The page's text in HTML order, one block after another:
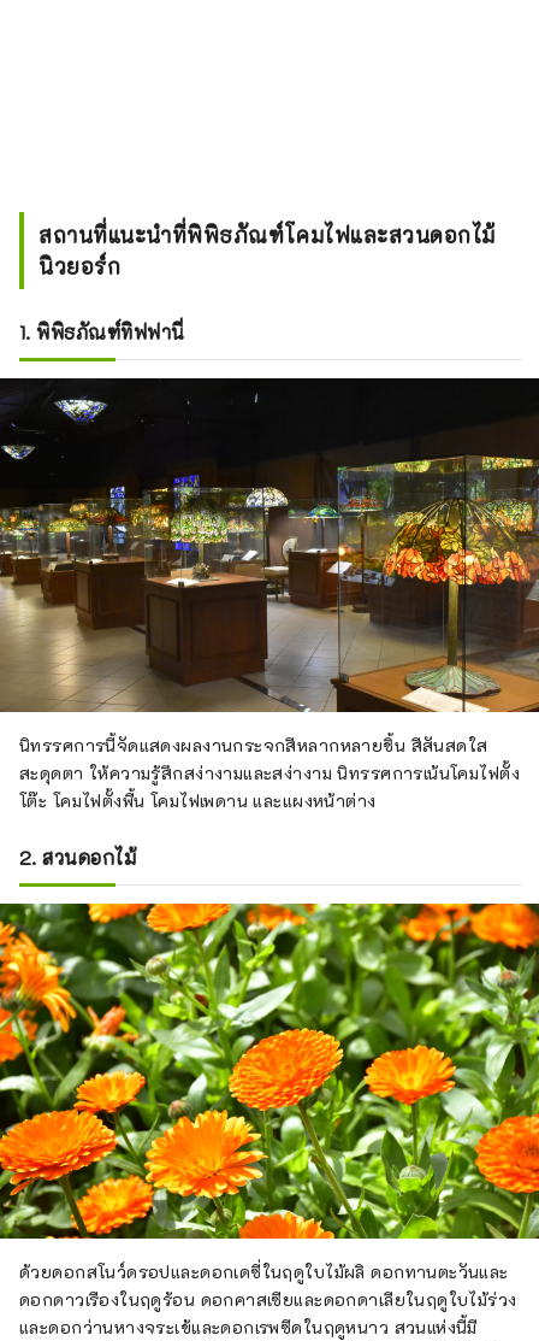
สถานที่แนะนำที่พิพิธภัณฑ์โคมไฟและสวนดอกไม้
นิวยอร์ก
1. พิพิธภัณฑ์ทิฟฟานี่
นิทรรศการนี้จัดแสดงผลงานกระจกสีหลากหลายชิ้น สีสันสดใส
สะดุดตา ให้ความรู้สึกสง่างามและสง่างาม นิทรรศการเน้นโคมไฟตั้ง
โต๊ะ โคมไฟตั้งพื้น โคมไฟเพดาน และแผงหน้าต่าง
2. สวนดอกไม้
ด้วยดอกสโนว์ดรอปและดอกเดซี่ในฤดูใบไม้ผลิ ดอกทานตะวันและ
ดอกดาวเรืองในฤดูร้อน ดอกคาสเซียและดอกดาเลียในฤดูใบไม้ร่วง
และดอกว่านหางจระเข้และดอกเรพซีดในฤดูหนาว สวนแห่งนี้มี